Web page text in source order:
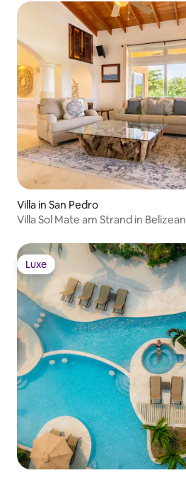
Villa in San Pedro
Villa Sol Mate am Strand in
Luxe
Luxe